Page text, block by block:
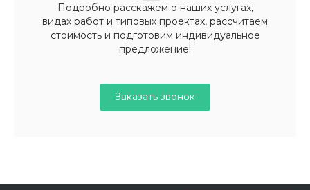
Подробно расскажем о наших услугах,
видах работ и типовых проектах, рассчитаем
стоимость и подготовим индивидуальное
предложение!
Заказать звонок